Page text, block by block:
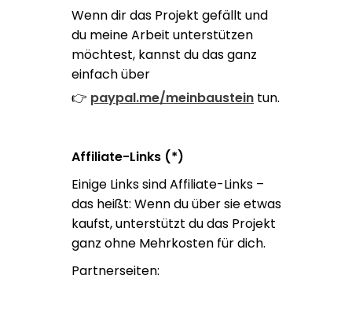
Wenn dir das Projekt gefällt und
du meine Arbeit unterstützen
möchtest, kannst du das ganz
einfach über
👉 paypal.me/meinbaustein tun.
Affiliate-Links (*)
Einige Links sind Affiliate-Links –
das heißt: Wenn du über sie etwas
kaufst, unterstützt du das Projekt
ganz ohne Mehrkosten für dich.
Partnerseiten: